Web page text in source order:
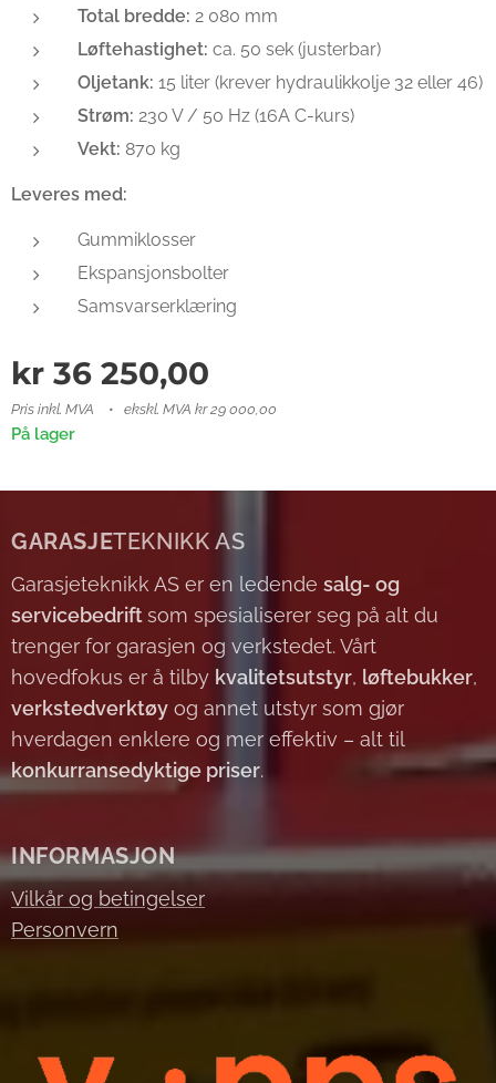
Total bredde: 2 080 mm
Løftehastighet: ca. 50 sek (justerbar)
Oljetank: 15 liter (krever hydraulikkolje 32 eller 46)
Strøm: 230 V / 50 Hz (16A C-kurs)
Vekt: 870 kg
Leveres med:
Gummiklosser
Ekspansjonsbolter
Samsvarserklæring
kr 36 250,00
Pris inkl. MVA ekskl. MVA kr 29 000,00
På lager
GARASJETEKNIKK AS
Garasjeteknikk AS er en ledende salg- og
servicebedriftsom spesialiserer seg på alt du
trenger for garasjen og verkstedet. Vårt
hovedfokus er å tilby kvalitetsutstyr, løftebukker,
verkstedverktøy og annet utstyr som gjør
hverdagen enklere og mer effektiv – alt til
konkurransedyktige priser.
INFORMASJON
Vilkår og betingelser
Personvern